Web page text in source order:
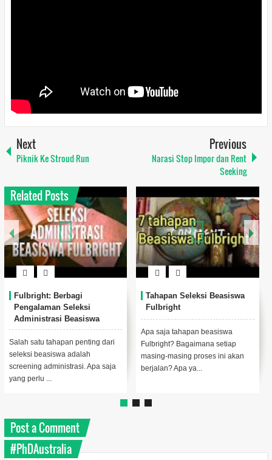
Next
Piknik Ke Stroud Run
Previous
Narasi Stop Impor dan Rent
Seeking
Related Posts
Fulbright: Haruskah
Membuat Tesis saat S2 di
Luar Negeri?
Waktu hunting kampus saat
sudah masuk fase Memilih dan
Daftar Kampus di Amerika waktu
dulu...
Apa yang saya pelajari di
Master of International
Development Studies Ohio
University?
Ini postingan yang sudah lama
tertunda. Satu entry soal apa saja
sih yang saya pelajari selama
Post a Comment
#PhDAustralia